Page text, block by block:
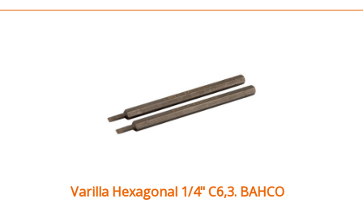
Varilla Hexagonal 1/4" C6,3. BAHCO